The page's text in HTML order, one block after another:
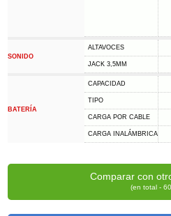
SONIDO
ALTAVOCES
JACK 3,5MM
BATERÍA
CAPACIDAD
TIPO
CARGA POR CABLE
CARGA INALÁMBRICA
Comparar con
(en total -